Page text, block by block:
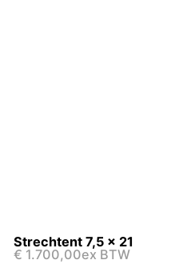
Strechtent 7,5 x 21
€ 1.700,00ex BTW